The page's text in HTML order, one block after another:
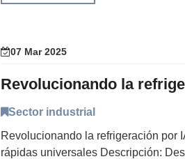
07 Mar 2025
Sector industrial
Revolucionando la refrigeración por
rápidas universales Descripción: